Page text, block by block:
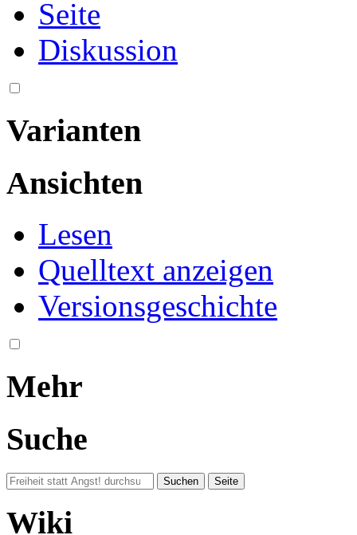
Seite
Diskussion
Varianten
Ansichten
Lesen
Quelltext anzeigen
Versionsgeschichte
Mehr
Suche
Wiki